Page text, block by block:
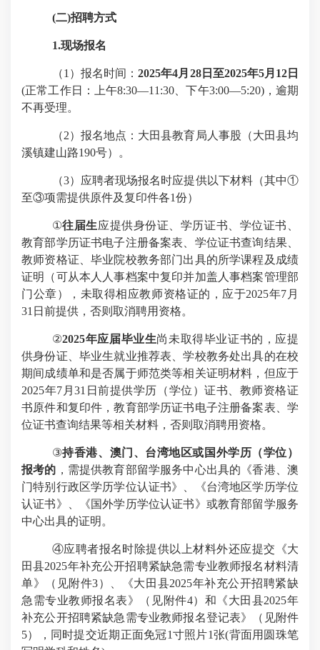
(二)招聘方式
1.现场报名
（1 ）报名时间：2025年4月 28日至2025年5月 12日
(正常工作日：上午8:30—11 :30 、下午3:00—5:20)，逾期
不再受理。
（2）报名地点：大田县教育局人事股（大田县均
溪镇建山路190号）。
（3）应聘者现场报名时应提供以下材料（其中①
至③项需提供原件及复印件各1份）
①往届生应提供身份证、学历证书、学位证书、
教育部学历证书电子注册备案表、学位证书查询结果、
教师资格证、毕业院校教务部门出具的所学课程及成绩
证明（可从本人人事档案中复印并加盖人事档案管理部
门公章），未取得相应教师资格证的，应于2025年7 月
31 日前提供，否则取消聘用资格。
②2025年应届毕业生尚未取得毕业证书的，应提
供身份证、毕业生就业推荐表、学校教务处出具的在校
期间成绩单和是否属于师范类等相关证明材料，但应于
2025年7月31日前提供学历（学位）证书、教师资格证
书原件和复印件，教育部学历证书电子注册备案表、学
位证书查询结果等相关材料，否则取消聘用资格。
③持香港、澳门、台湾地区或国外学历（学位）
报考的 ，需提供教育部留学服务中心出具的《香港、澳
门特别行政区学历学位认证书》、《台湾地区学历学位
认证书》、《国外学历学位认证书》或教育部留学服务
中心出具的证明。
④应聘者报名时除提供以上材料外还应提交《大
田县2025年补充公开招聘紧缺急需专业教师报名材料清
单》（见附件3）、《大田县2025年补充公开招聘紧缺
急需专业教师报名表》（见附件4）和《大田县2025年
补充公开招聘紧缺急需专业教师报名登记表》（见附件
5），同时提交近期正面免冠1寸照片1张(背面用圆珠笔